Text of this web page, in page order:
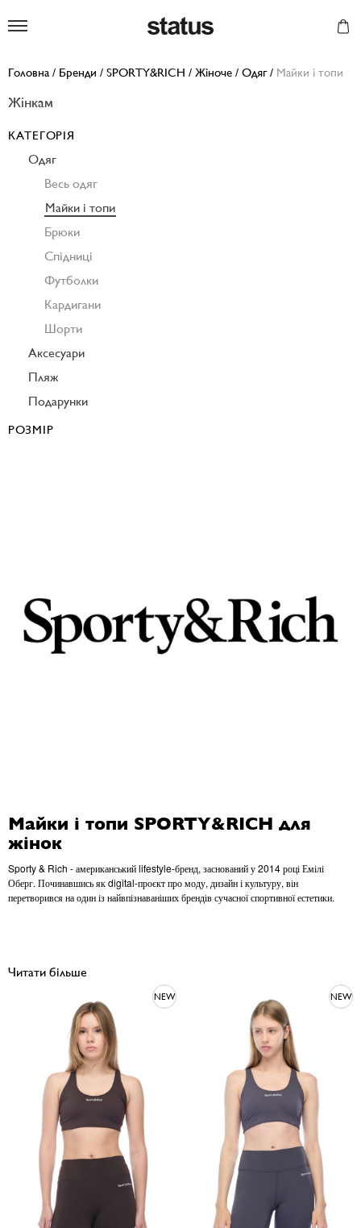
Головна / Бренди / SPORTY&RICH / Жіноче / Одяг/ Майки і топи
Майки і топи SPORTY&RICH для
жінок
Sporty & Rich - американський lifestyle-бренд, заснований у 2014 році Емілі
Оберг. Починавшись як digital-проєкт про моду, дизайн і культуру, він
перетворився на один із найвпізнаваніших брендів сучасної спортивної естетики.
Читати більше
NEW NEW
Жінкам
КАТЕГОРІЯ
Одяг
Весь одяг
Майки і топи
Брюки
Спідниці
Футболки
Кардигани
Шорти
Аксесуари
Пляж
Подарунки
РОЗМІР